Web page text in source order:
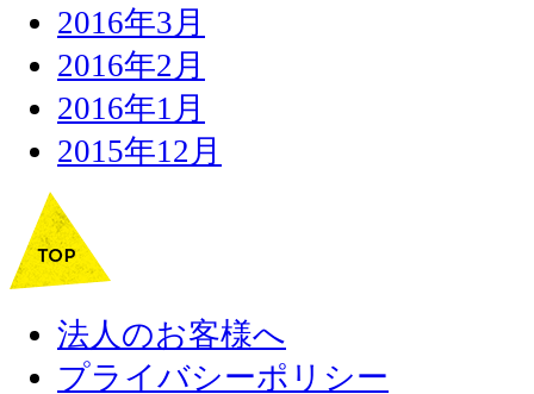
2016年3月
2016年2月
2016年1月
2015年12月
法人のお客様へ
プライバシーポリシー